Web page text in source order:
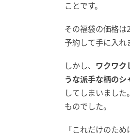
ことです。
その福袋の価格
予約して手に入れ
しかし、 ワクワク
うな派手な柄のシ
してしまいまし
ものでした。
「これだけのた